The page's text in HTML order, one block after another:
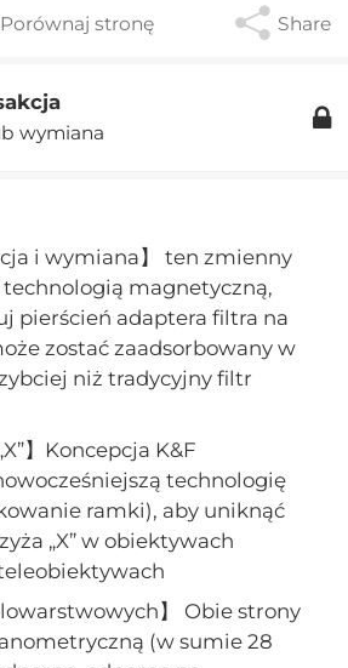
Porównaj stronę Share
wymiana
i wymiana】 ten zmienny
magnetyczną,
pierścień adaptera filtra na
zostać zaadsorbowany w
niż tradycyjny filtr
】Koncepcja K&F
technologię
ramki), aby uniknąć
„X” w obiektywach
】 Obie strony
(w sumie 28